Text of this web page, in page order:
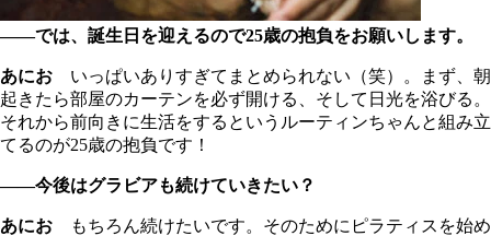
――では、誕生日を迎えるので25歳の抱負をお願いします。
あにお いっぱいありすぎてまとめられない（笑）。まず、朝
起きたら部屋のカーテンを必ず開ける、そして日光を浴びる。
それから前向きに生活をするというルーティンちゃんと組み立
てるのが25歳の抱負です！
――今後はグラビアも続けていきたい？
あにお もちろん続けたいです。そのためにピラティスを始め